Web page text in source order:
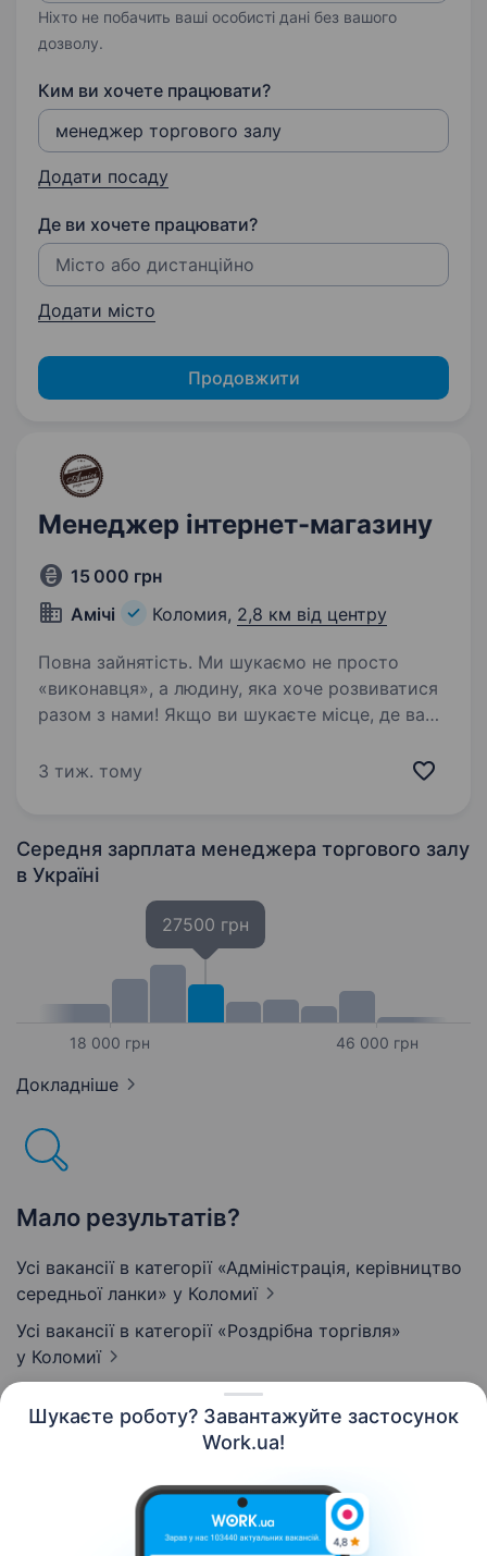
Шукаєте роботу? Завантажуйте застосунок
Work.ua!
Ніхто не побачить ваші особисті дані без вашого
дозволу.
Ким ви хочете працювати?
Додати посаду
Де ви хочете працювати?
Додати місто
Продовжити
Менеджер інтернет-магазину
15 000 грн
Амічі
Коломия, 2,8 км від центру
Повна зайнятість. Ми шукаємо не просто
«виконавця», а людину, яка хоче розвиватися
разом з нами! Якщо ви шукаєте місце, де вам
до знайомства. Що для нас важливо:
3 тиж. тому
Середня зарплата менеджера торгового залу
в Україні
18 000 грн
27500 грн
46 000 грн
Докладніше
Мало результатів?
Усі вакансії в категорії «Адмiнiстрацiя, керівництво
середньої ланки» у Коломиї
Усі вакансії в категорії «Роздрібна торгівля»
у Коломиї